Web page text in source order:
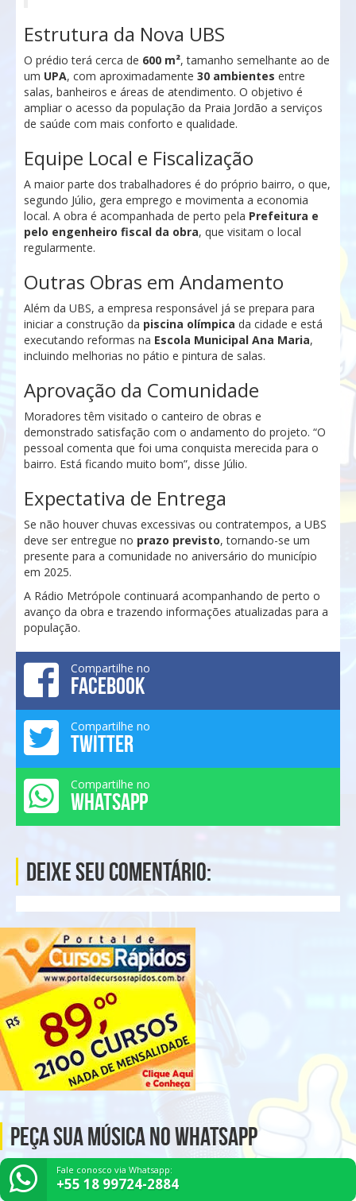
Estrutura da Nova UBS
O prédio terá cerca de 600 m², tamanho semelhante ao de
um UPA, com aproximadamente 30 ambientes entre
salas, banheiros e áreas de atendimento. O objetivo é
ampliar o acesso da população da Praia Jordão a serviços
de saúde com mais conforto e qualidade.
Equipe Local e Fiscalização
A maior parte dos trabalhadores é do próprio bairro, o que,
segundo Júlio, gera emprego e movimenta a economia
local. A obra é acompanhada de perto pela Prefeitura e
pelo engenheiro fiscal da obra, que visitam o local
regularmente.
Outras Obras em Andamento
Além da UBS, a empresa responsável já se prepara para
iniciar a construção da piscina olímpica da cidade e está
executando reformas na Escola Municipal Ana Maria,
incluindo melhorias no pátio e pintura de salas.
Aprovação da Comunidade
Moradores têm visitado o canteiro de obras e
demonstrado satisfação com o andamento do projeto. “O
pessoal comenta que foi uma conquista merecida para o
bairro. Está ficando muito bom”, disse Júlio.
Expectativa de Entrega
Se não houver chuvas excessivas ou contratempos, a UBS
deve ser entregue no prazo previsto, tornando-se um
presente para a comunidade no aniversário do município
em 2025.
A Rádio Metrópole continuará acompanhando de perto o
avanço da obra e trazendo informações atualizadas para a
população.
Compartilhe no
FACEBOOK
Compartilhe no
TWITTER
Compartilhe no
WHATSAPP
Deixe seu comentário:
Peça Sua Música no Whatsapp
Fale conosco via Whatsapp:
+55 18 99724-2884